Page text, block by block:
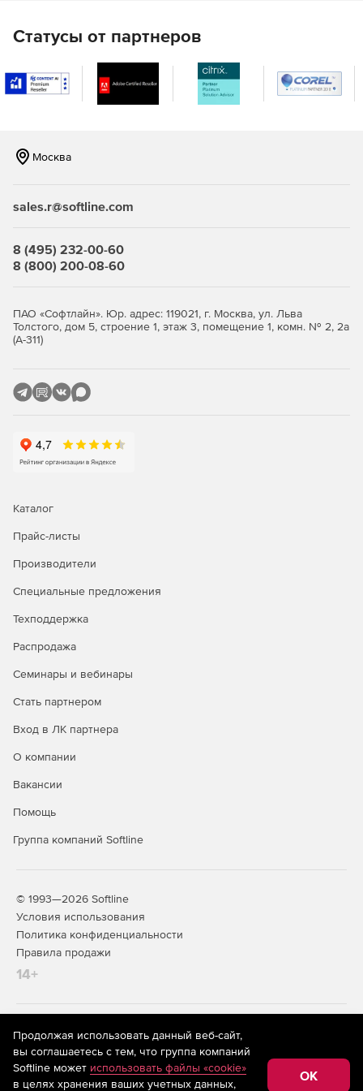
KioWare Kiosk Basic Software может запускать
операционную систему в качестве оболочки.
Автоматическая ретракция на принтере.
Блокирование загрузки файлов.
звонков.
объекта).
Поддержка нескольких мониторов (до 10).
Статусы от партнеров
Москва
sales.r@softline.com
8 (495) 232-00-60
8 (800) 200-08-60
ПАО «Софтлайн». Юр. адрес: 119021, г. Москва, ул. Льва
Толстого, дом 5, строение 1, этаж 3, помещение 1, комн. № 2, 2а
(А-311)
Каталог
Прайс-листы
Производители
Специальные предложения
Техподдержка
Распродажа
Семинары и вебинары
Стать партнером
Вход в ЛК партнера
О компании
Вакансии
Помощь
Группа компаний Softline
© 1993—2026 Softline
Условия использования
Политика конфиденциальности
Правила продажи
14+
На информационном ресурсе store.softline.ru применяются
рекомендательные технологии
(информационные технологии
предоставления информации на основе сбора,
систематизации и анализа сведений, относящихся к
предпочтениям пользователей сети «Интернет»,
Продолжая использовать данный веб-сайт,
вы соглашаетесь с тем, что группа компаний
Softline может использовать файлы «cookie»
в целях хранения ваших учетных данных,
OK